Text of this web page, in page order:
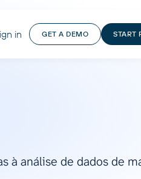
in GET A DEMO START
à análise de dados de